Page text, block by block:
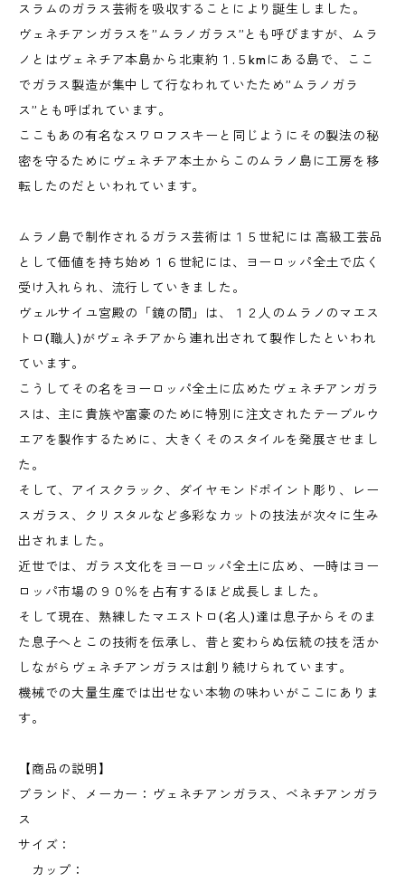
スラムのガラス芸術を吸収することにより誕生しました。
ヴェネチアンガラスを”ムラノガラス”とも呼びますが、ムラ
ノとはヴェネチア本島から北東約１.５kmにある島で、ここ
でガラス製造が集中して行なわれていたため”ムラノガラ
ス”とも呼ばれています。
ここもあの有名なスワロフスキーと同じようにその製法の秘
密を守るためにヴェネチア本土からこのムラノ島に工房を移
転したのだといわれています。
ムラノ島で制作されるガラス芸術は１５世紀には 高級工芸品
として価値を持ち始め１６世紀には、ヨーロッパ全土で広く
受け入れられ、流行していきました。
ヴェルサイユ宮殿の「鏡の間」は、１２人のムラノのマエス
トロ(職人)がヴェネチアから連れ出されて製作したといわれ
ています。
こうしてその名をヨーロッパ全土に広めたヴェネチアンガラ
スは、主に貴族や富豪のために特別に注文されたテーブルウ
エアを製作するために、大きくそのスタイルを発展させまし
た。
そして、アイスクラック、ダイヤモンドポイント彫り、レー
スガラス、クリスタルなど多彩なカットの技法が次々に生み
出されました。
近世では、ガラス文化をヨーロッパ全土に広め、一時はヨー
ロッパ市場の９０％を占有するほど成長しました。
そして現在、熟練したマエストロ(名人)達は息子からそのま
た息子へとこの技術を伝承し、昔と変わらぬ伝統の技を活か
しながらヴェネチアンガラスは創り続けられています。
機械での大量生産では出せない本物の味わいがここにありま
す。
【商品の説明】
ブランド、メーカー：ヴェネチアンガラス、ベネチアンガラ
ス
サイズ：
カップ：